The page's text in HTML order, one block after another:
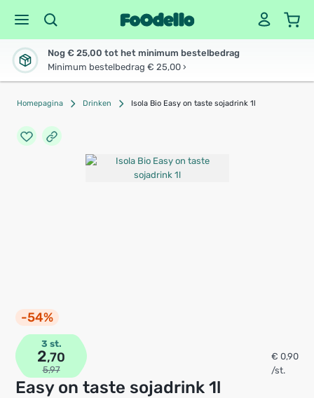
Nog € 25,00 tot het minimum bestelbedrag
Minimum bestelbedrag € 25,00 ›
Homepagina Drinken Isola Bio Easy on taste sojadrink 1l
-54%
Easy on taste sojadrink 1l
3 st.
2,70
5,97
€ 0,90
/st.